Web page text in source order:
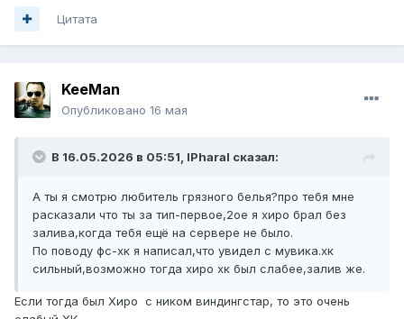
Цитата
KeeMan
Опубликовано 16 мая
В 16.05.2026 в 05:51, lPharal сказал:
А ты я смотрю любитель грязного белья?про тебя мне
расказали что ты за тип-первое,2ое я хиро брал без
залива,когда тебя ещё на сервере не было.
По поводу фс-хк я написал,что увидел с мувика.хк
сильный,возможно тогда хиро хк был слабее,залив же.
Если тогда был Хиро с ником виндингстар, то это очень